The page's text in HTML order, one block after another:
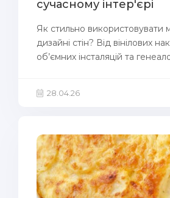
сучасному інтер'єрі
Як стильно використовувати
дизайні стін? Від вінілових
об’ємних інсталяцій та
28.04.26